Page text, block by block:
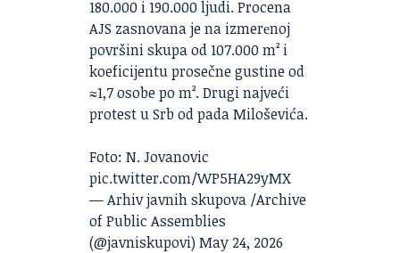
180.000 i 190.000 ljudi. Procena
AJS zasnovana je na izmerеnoj
površini skupa od 107.000 m² i
koeficijentu prosečne gustine od
≈1,7 osobe po m². Drugi najveći
protest u Srb od pada Miloševića.
Foto: N. Jovanovic
pic.twitter.com/WP5HA29yMX
— Arhiv javnih skupova /Archive
of Public Assemblies
(@javniskupovi) May 24, 2026